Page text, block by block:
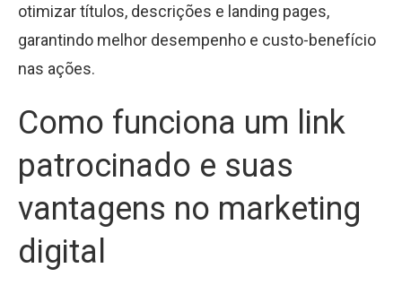
otimizar títulos, descrições e landing pages,
garantindo melhor desempenho e custo-benefício
nas ações.
Como funciona um link
patrocinado e suas
vantagens no marketing
digital